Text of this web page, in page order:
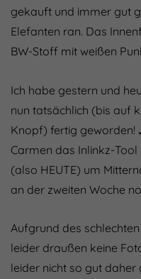
gekauft und immer gut
Elefanten ran. Das
BW-Stoff mit weißen
Ich habe gestern und
nun tatsächlich (bis auf
Knopf) fertig geworden!
Carmen das Inlinkz-
(also HEUTE) um
an der zweiten Woche
Aufgrund des
leider draußen keine
leider nicht so gut daher